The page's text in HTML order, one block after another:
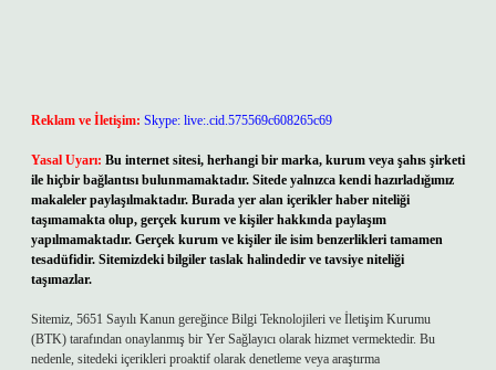
Reklam ve İletişim: Skype: live:.cid.575569c608265c69
Yasal Uyarı: Bu internet sitesi, herhangi bir marka, kurum veya şahıs şirketi
ile hiçbir bağlantısı bulunmamaktadır. Sitede yalnızca kendi hazırladığımız
makaleler paylaşılmaktadır. Burada yer alan içerikler haber niteliği
taşımamakta olup, gerçek kurum ve kişiler hakkında paylaşım
yapılmamaktadır. Gerçek kurum ve kişiler ile isim benzerlikleri tamamen
tesadüfidir. Sitemizdeki bilgiler taslak halindedir ve tavsiye niteliği
taşımazlar.
Sitemiz, 5651 Sayılı Kanun gereğince Bilgi Teknolojileri ve İletişim Kurumu
(BTK) tarafından onaylanmış bir Yer Sağlayıcı olarak hizmet vermektedir. Bu
nedenle, sitedeki içerikleri proaktif olarak denetleme veya araştırma